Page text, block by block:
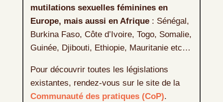
mutilations sexuelles féminines en
Europe, mais aussi en Afrique: Sénégal,
Burkina Faso, Côte d’Ivoire, Togo, Somalie,
Guinée, Djibouti, Ethiopie, Mauritanie etc…
Pour découvrir toutes les législations
existantes, rendez-vous sur le site de la
Communauté des pratiques (CoP).